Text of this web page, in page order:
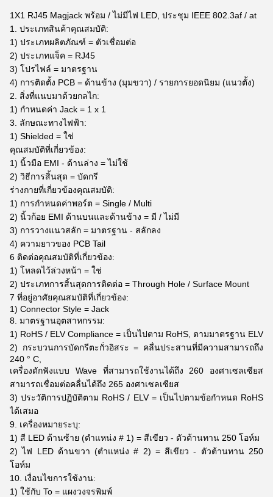
1X1 RJ45 Magjack พร้อม / ไม่มีไฟ LED, ประชุม IEEE 802.3af / at
1. ประเภทสินค้าคุณสมบัติ:
1) ประเภทผลิตภัณฑ์ = ตัวเชื่อมต่อ
2) ประเภทแจ็ค = RJ45
3) โปรไฟล์ = มาตรฐาน
4) การติดตั้ง PCB = ด้านข้าง (มุมขวา) / รายการยอดนิยม (แนวตั้ง)
2. สิ่งที่แนบมาด้วยกลไก:
1) กำหนดค่า Jack = 1 x 1
3. ลักษณะทางไฟฟ้า:
1) Shielded = ใช่
คุณสมบัติที่เกี่ยวข้อง:
1) นิ้วมือ EMI - ด้านล่าง = ไม่ใช้
2) วิธีการสิ้นสุด = บัดกรี
ร่างกายที่เกี่ยวข้องคุณสมบัติ:
1) การกำหนดค่าพอร์ต = Single / Multi
2) นิ้วก้อย EMI ด้านบนและด้านข้าง = มี / ไม่มี
3) การวางแนวสลัก = มาตรฐาน - สลักลง
4) ความยาวของ PCB Tail
6 ติดต่อคุณสมบัติที่เกี่ยวข้อง:
1) โหลดไว้ล่วงหน้า = ใช่
2) ประเภทการสิ้นสุดการติดต่อ = Through Hole / Surface Mount
7 ที่อยู่อาศัยคุณสมบัติที่เกี่ยวข้อง:
1) Connector Style = Jack
8. มาตรฐานอุตสาหกรรม:
1) RoHS / ELV Compliance = เป็นไปตาม RoHS, ตามมาตรฐาน ELV
2) กระบวนการบัดกรีตะกั่วอิสระ = คลื่นประสานที่มีความสามารถถึง
240 ° C,
เครื่องดักฟังแบบ Wave ที่สามารถใช้งานได้ถึง 260 องศาเซลเซียส
สามารถเชื่อมต่อคลื่นได้ถึง 265 องศาเซลเซียส
3) ประวัติการปฏิบัติตาม RoHS / ELV = เป็นไปตามข้อกำหนด RoHS
ได้เสมอ
9. เครื่องหมายระบุ:
1) สี LED ด้านซ้าย (ตำแหน่ง # 1) = สีเขียว - ตัวต้านทาน 250 โอห์ม
2) ไฟ LED ด้านขวา (ตำแหน่ง # 2) = สีเขียว - ตัวต้านทาน 250
โอห์ม
10. เงื่อนไขการใช้งาน:
1) ใช้กับ To = แผงวงจรพิมพ์